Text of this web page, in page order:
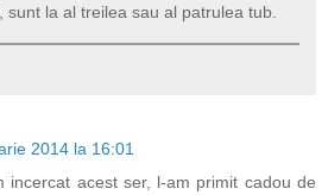
sunt la al treilea sau al patrulea tub.
2014 la 16:01
incercat acest ser, l-am primit cadou de